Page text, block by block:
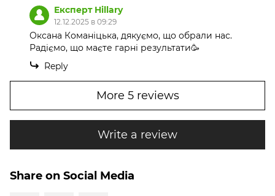
Експерт Hillary
12.12.2025 в 09:29
Оксана Команіцька, дякуємо, що обрали нас.
Радіємо, що маєте гарні результати🥳
Reply
More 5 reviews
Write a review
Share on Social Media